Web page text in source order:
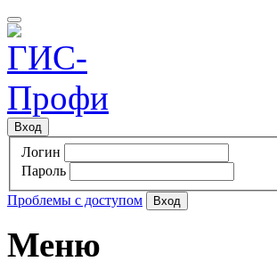
Вход
Логин
Пароль
Проблемы с доступом
Меню